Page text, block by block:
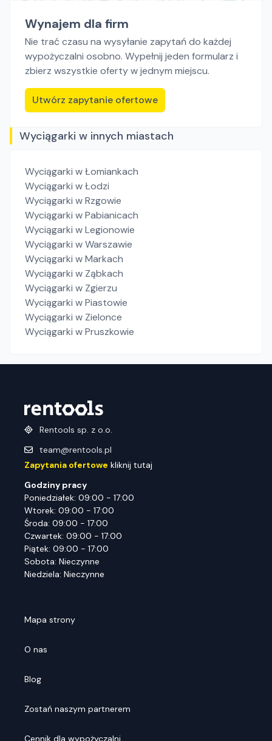
Wynajem dla firm
Nie trać czasu na wysyłanie zapytań do każdej
wypożyczalni osobno. Wypełnij jeden formularz i
zbierz wszystkie oferty w jednym miejscu.
Utwórz zapytanie ofertowe
Wyciągarki w innych miastach
Wyciągarki w Łomiankach
Wyciągarki w Łodzi
Wyciągarki w Rzgowie
Wyciągarki w Pabianicach
Wyciągarki w Legionowie
Wyciągarki w Warszawie
Wyciągarki w Markach
Wyciągarki w Ząbkach
Wyciągarki w Zgierzu
Wyciągarki w Piastowie
Wyciągarki w Zielonce
Wyciągarki w Pruszkowie
Rentools sp. z o.o.
team@rentools.pl
Zapytania ofertowe kliknij tutaj
Godziny pracy
Poniedziałek: 09:00 - 17:00
Wtorek: 09:00 - 17:00
Środa: 09:00 - 17:00
Czwartek: 09:00 - 17:00
Piątek: 09:00 - 17:00
Sobota: Nieczynne
Niedziela: Nieczynne
Mapa strony
O nas
Blog
Zostań naszym partnerem
Cennik dla wypożyczalni